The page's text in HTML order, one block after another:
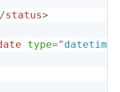
status>
type=" datetime